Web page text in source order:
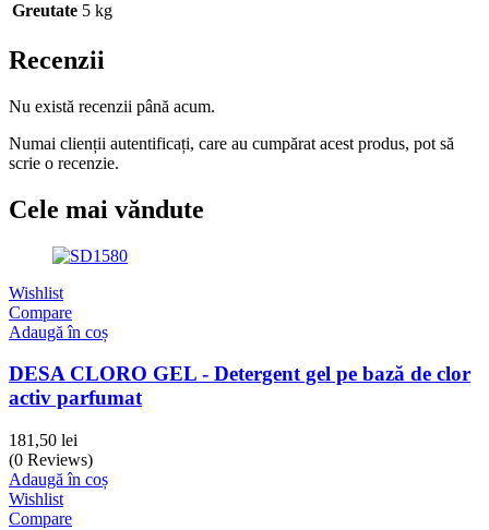
Greutate 5 kg
Recenzii
Nu există recenzii până acum.
Numai clienții autentificați, care au cumpărat acest produs, pot să
scrie o recenzie.
Cele mai văndute
Wishlist
Compare
Adaugă în coș
DESA CLORO GEL - Detergent gel pe bază de clor
activ parfumat
181,50 lei
(0 Reviews)
Adaugă în coș
Wishlist
Compare